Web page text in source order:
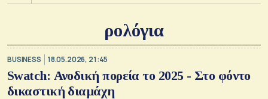
ρολόγια
BUSINESS 18.05.2026, 21:45
Swatch: Ανοδική πορεία το 2025 - Στο φόντο
δικαστική διαμάχη